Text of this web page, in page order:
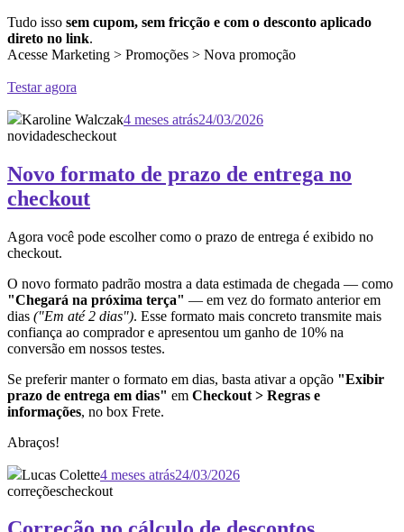
Tudo isso sem cupom, sem fricção e com o desconto aplicado
direto no link.
Acesse Marketing > Promoções > Nova promoção
Testar agora
Karoline Walczak4 meses atrás24/03/2026
novidadescheckout
Novo formato de prazo de entrega no
checkout
Agora você pode escolher como o prazo de entrega é exibido no
checkout.
O novo formato padrão mostra a data estimada de chegada — como
"Chegará na próxima terça" — em vez do formato anterior em
dias ("Em até 2 dias"). Esse formato mais concreto transmite mais
confiança ao comprador e apresentou um ganho de 10% na
conversão em nossos testes.
Se preferir manter o formato em dias, basta ativar a opção "Exibir
prazo de entrega em dias" em Checkout > Regras e
informações, no box Frete.
Abraços!
Lucas Colette4 meses atrás24/03/2026
correçõescheckout